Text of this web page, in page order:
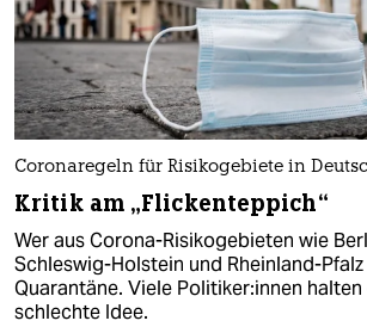
Coronaregeln für Risikogebiete in
Kritik am „Flickenteppich“
Wer aus Corona-Risikogebieten wie
Schleswig-Holstein und Rheinland-
Quarantäne. Viele Politiker:innen
schlechte Idee.